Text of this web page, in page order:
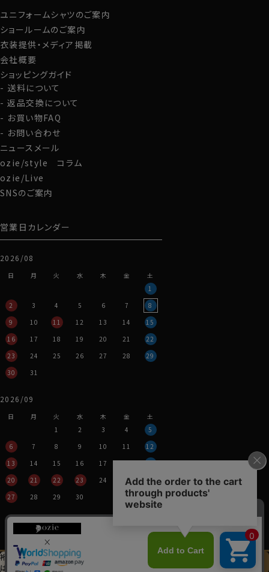
裄丈加工＆イニシャル刺繍
は
先にお選びください
この商品を
カートに入れる
グローブ
ユニフォームシャツのご案内
ショールームのご案内
衣装提供・メディア掲載
会社概要
ショッピングガイド
送料について
返品交換について
お買い物FAQ
お問い合わせ
ニュースメール
ozie/style コラム
ozie/Live
SNSのご案内
営業日カレンダー
2026/08
日 月 火 水 木 金
土
1
2
3 4 5 6 7
8
9
10 11 12 13 14
15
16
17 18 19 20 21
22
23
24 25 26 27 28
29
30
31
2026/09
日 月 火 水 木 金
土
1
2 3 4
5
6
7 8 9 10 11
12
13
14 15 16 17 18
19
20
21 22 23 24 25
26
27
28 29 30
営業時間：平日11時～17時
定休日：土・日・祝
その都度表示させていただきます。